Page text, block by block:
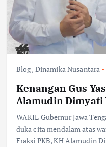
Blog, Dinamika Nusantara
Kenangan Gus
Alamudin Dimyati
WAKIL Gubernur Jawa
duka cita mendalam atas
Fraksi PKB, KH Alamudin